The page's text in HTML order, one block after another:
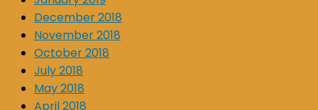
December 2018
November 2018
October 2018
July 2018
May 2018
April 2018